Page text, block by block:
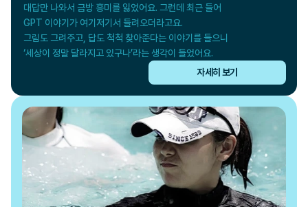
대답만 나와서 금방 흥미를 잃었어요. 그런데 최근 들어
GPT 이야기가 여기저기서 들려오더라고요.
그림도 그려주고, 답도 척척 찾아준다는 이야기를 들으니
‘세상이 정말 달라지고 있구나’라는 생각이 들었어요.
자세히 보기